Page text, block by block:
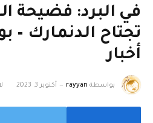
في البرد: فضيحة
تجتاح الدنمارك –
أخبار
بواسطة rayyan أكتوبر 3, 2023